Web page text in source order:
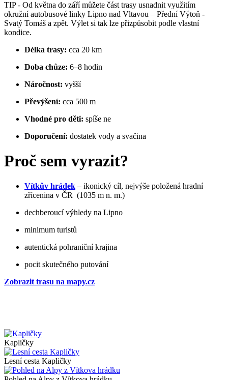
TIP - Od května do září můžete část trasy usnadnit využitím
okružní autobusové linky Lipno nad Vltavou – Přední Výtoň -
Svatý Tomáš a zpět. Výlet si tak lze přizpůsobit podle vlastní
kondice.
Délka trasy: cca 20 km
Doba chůze: 6–8 hodin
Náročnost: vyšší
Převýšení: cca 500 m
Vhodné pro děti: spíše ne
Doporučení: dostatek vody a svačina
Proč sem vyrazit?
Vítkův hrádek – ikonický cíl, nejvýše položená hradní
zřícenina v ČR (1035 m n. m.)
dechberoucí výhledy na Lipno
minimum turistů
autentická pohraniční krajina
pocit skutečného putování
Zobrazit trasu na mapy.cz
Kapličky
Lesní cesta Kapličky